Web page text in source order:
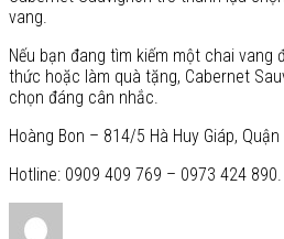
vang.
Nếu bạn đang tìm kiếm một chai vang
thức hoặc làm quà tặng, Cabernet
chọn đáng cân nhắc.
Hoàng Bon – 814/5 Hà Huy Giáp, Quận
Hotline: 0909 409 769 – 0973 424 890.